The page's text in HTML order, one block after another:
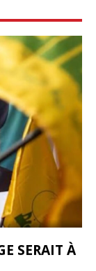
SERAIT À